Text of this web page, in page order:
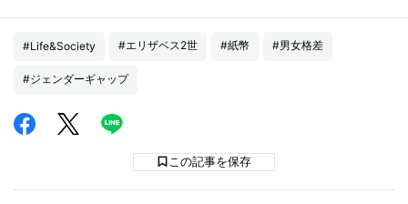
#Life&Society #エリザベス2世 #紙幣 #男女格差
#ジェンダーギャップ
この記事を保存